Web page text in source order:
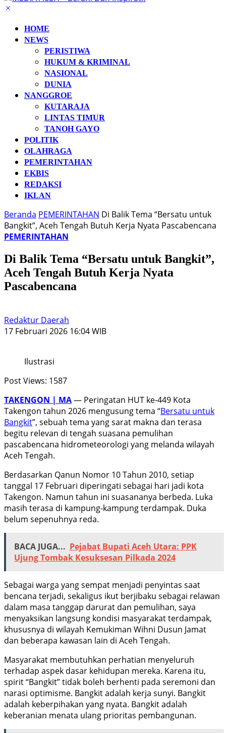
HOME
NEWS
PERISTIWA
HUKUM & KRIMINAL
NASIONAL
DUNIA
NANGGROE
KUTARAJA
LINTAS TIMUR
TANOH GAYO
POLITIK
OLAHRAGA
PEMERINTAHAN
EKBIS
REDAKSI
IKLAN
Beranda PEMERINTAHAN Di Balik Tema “Bersatu untuk
Bangkit”, Aceh Tengah Butuh Kerja Nyata Pascabencana
PEMERINTAHAN
Di Balik Tema “Bersatu untuk Bangkit”,
Aceh Tengah Butuh Kerja Nyata
Pascabencana
Redaktur Daerah
17 Februari 2026 16:04 WIB
Ilustrasi
Post Views: 1587
TAKENGON | MA— Peringatan HUT ke-449 Kota
Takengon tahun 2026 mengusung tema “Bersatu untuk
Bangkit”, sebuah tema yang sarat makna dan terasa
begitu relevan di tengah suasana pemulihan
pascabencana hidrometeorologi yang melanda wilayah
Aceh Tengah.
Berdasarkan Qanun Nomor 10 Tahun 2010, setiap
tanggal 17 Februari diperingati sebagai hari jadi kota
Takengon. Namun tahun ini suasananya berbeda. Luka
masih terasa di kampung-kampung terdampak. Duka
belum sepenuhnya reda.
BACA JUGA... Pejabat Bupati Aceh Utara: PPK
Ujung Tombak Kesuksesan Pilkada 2024
Sebagai warga yang sempat menjadi penyintas saat
bencana terjadi, sekaligus ikut berjibaku sebagai relawan
dalam masa tanggap darurat dan pemulihan, saya
menyaksikan langsung kondisi masyarakat terdampak,
khususnya di wilayah Kemukiman Wihni Dusun Jamat
dan beberapa kawasan lain di Aceh Tengah.
Masyarakat membutuhkan perhatian menyeluruh
terhadap aspek dasar kehidupan mereka. Karena itu,
spirit “Bangkit” tidak boleh berhenti pada seremoni dan
narasi optimisme. Bangkit adalah kerja sunyi. Bangkit
adalah keberpihakan yang nyata. Bangkit adalah
keberanian menata ulang prioritas pembangunan.